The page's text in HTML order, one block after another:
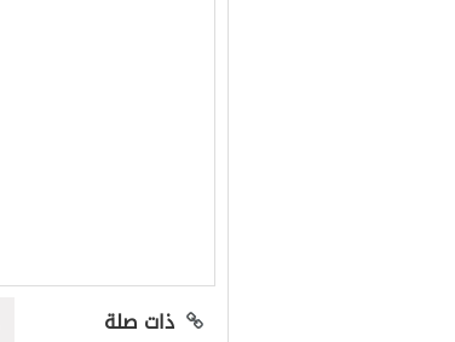
ذات صلة